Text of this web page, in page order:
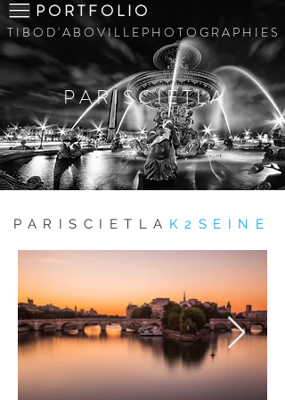
P O R T F O L I O
T I B O D ' A B O V I L L E P H O T O G R A P H I E S
P A R I S C I E T L A
PARISCIETLA K2SEINE